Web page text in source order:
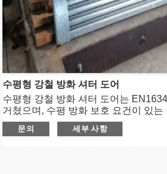
수평형 강철 방화 셔터 도어
수평형 강철 방화 셔터 도어는
거쳤으며, 수평 방화 보호 요건이 있
합니다.
문의 세부 사항